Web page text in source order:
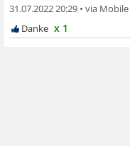
31.07.2022 20:29 •
x 1